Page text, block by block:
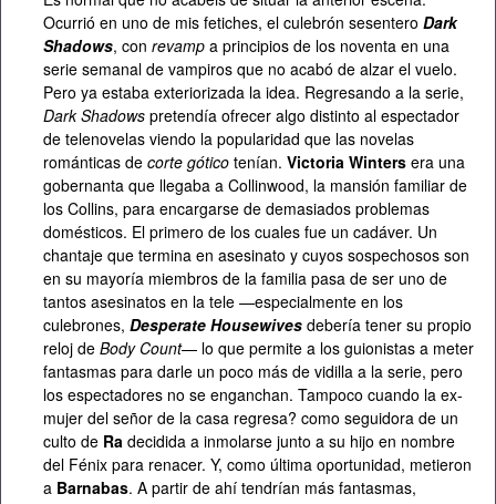
Ocurrió en uno de mis fetiches, el culebrón sesentero Dark
Shadows, con revamp a principios de los noventa en una
serie semanal de vampiros que no acabó de alzar el vuelo.
Pero ya estaba exteriorizada la idea. Regresando a la serie,
Dark Shadows pretendía ofrecer algo distinto al espectador
de telenovelas viendo la popularidad que las novelas
románticas de corte gótico tenían. Victoria Winters era una
gobernanta que llegaba a Collinwood, la mansión familiar de
los Collins, para encargarse de demasiados problemas
domésticos. El primero de los cuales fue un cadáver. Un
chantaje que termina en asesinato y cuyos sospechosos son
en su mayoría miembros de la familia pasa de ser uno de
tantos asesinatos en la tele —especialmente en los
culebrones, Desperate Housewives debería tener su propio
reloj de Body Count— lo que permite a los guionistas a meter
fantasmas para darle un poco más de vidilla a la serie, pero
los espectadores no se enganchan. Tampoco cuando la ex-
mujer del señor de la casa regresa? como seguidora de un
culto de Ra decidida a inmolarse junto a su hijo en nombre
del Fénix para renacer. Y, como última oportunidad, metieron
a Barnabas. A partir de ahí tendrían más fantasmas,